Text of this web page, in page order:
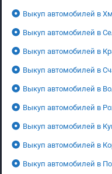
Выкуп автомобилей в
Выкуп автомобилей в
Выкуп автомобилей в
Выкуп автомобилей в
Выкуп автомобилей в
Выкуп автомобилей в
Выкуп автомобилей в
Выкуп автомобилей в
Выкуп автомобилей в